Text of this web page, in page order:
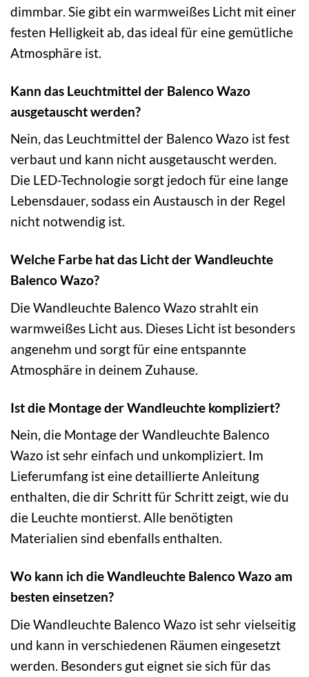
dimmbar. Sie gibt ein warmweißes Licht mit einer
festen Helligkeit ab, das ideal für eine gemütliche
Atmosphäre ist.
Kann das Leuchtmittel der Balenco Wazo
ausgetauscht werden?
Nein, das Leuchtmittel der Balenco Wazo ist fest
verbaut und kann nicht ausgetauscht werden.
Die LED-Technologie sorgt jedoch für eine lange
Lebensdauer, sodass ein Austausch in der Regel
nicht notwendig ist.
Welche Farbe hat das Licht der Wandleuchte
Balenco Wazo?
Die Wandleuchte Balenco Wazo strahlt ein
warmweißes Licht aus. Dieses Licht ist besonders
angenehm und sorgt für eine entspannte
Atmosphäre in deinem Zuhause.
Ist die Montage der Wandleuchte kompliziert?
Nein, die Montage der Wandleuchte Balenco
Wazo ist sehr einfach und unkompliziert. Im
Lieferumfang ist eine detaillierte Anleitung
enthalten, die dir Schritt für Schritt zeigt, wie du
die Leuchte montierst. Alle benötigten
Materialien sind ebenfalls enthalten.
Wo kann ich die Wandleuchte Balenco Wazo am
besten einsetzen?
Die Wandleuchte Balenco Wazo ist sehr vielseitig
und kann in verschiedenen Räumen eingesetzt
werden. Besonders gut eignet sie sich für das